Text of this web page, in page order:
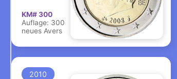
KM# 300
Auflage: 300
neues Avers
2010